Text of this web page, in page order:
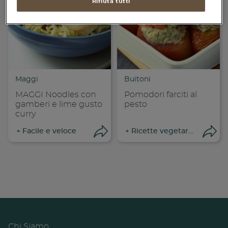
Piatti unici
Dolci
Bevande
Vegetariane
Senza lattosio
Maggi
MAGGI Noodles con
gamberi e lime gusto
curry
+ Facile e veloce
Buitoni
Pomodori farciti al
pesto
+ Ricette vegetariane
Rifiuta tutti